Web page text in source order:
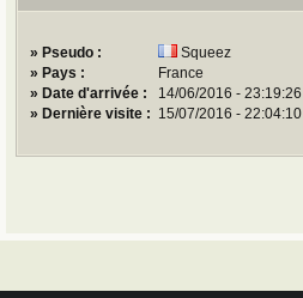
» Pseudo :
Squeez
» Pays :
France
» Date d'arrivée :
14/06/2016 - 23:19:26
» Dernière visite : 15/07/2016 - 22:04:10